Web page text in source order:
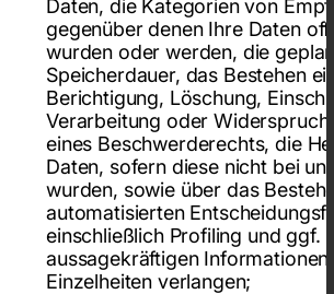
Daten, die Kategorien von
gegenüber denen Ihre Daten
wurden oder werden, die
Speicherdauer, das Bestehen
Berichtigung, Löschung,
Verarbeitung oder Widerspruch,
eines Beschwerderechts, die
Daten, sofern diese nicht bei uns
wurden, sowie über das
automatisierten
einschließlich Profiling und ggf.
aussagekräftigen Informationen
Einzelheiten verlangen;